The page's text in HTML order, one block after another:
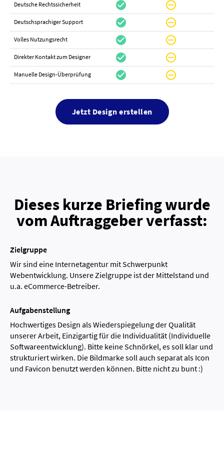
Deutsche Rechtssicherheit check_circle do_not_disturb_on
Deutschsprachiger Support check_circle do_not_disturb_on
Volles Nutzungsrecht check_circle do_not_disturb_on
Direkter Kontakt zum Designer check_circle do_not_disturb_on
Manuelle Design-Überprüfung check_circle do_not_disturb_on
Jetzt Design erstellen
Dieses kurze Briefing wurde
vom Auftraggeber verfasst:
Zielgruppe
Wir sind eine Internetagentur mit Schwerpunkt
Webentwicklung. Unsere Zielgruppe ist der Mittelstand und
u.a. eCommerce-Betreiber.
Aufgabenstellung
Hochwertiges Design als Wiederspiegelung der Qualität
unserer Arbeit, Einzigartig für die Individualität (Individuelle
Softwareentwicklung). Bitte keine Schnörkel, es soll klar und
strukturiert wirken. Die Bildmarke soll auch separat als Icon
und Favicon benutzt werden können. Bitte nicht zu bunt :)